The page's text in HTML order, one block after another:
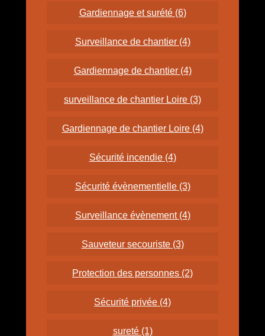
Gardiennage et surété (6)
Surveillance de chantier (4)
Gardiennage de chantier (4)
surveillance de chantier Loire (3)
Gardiennage de chantier Loire (4)
Sécurité incendie (4)
Sécurité évènementielle (3)
Surveillance évènement (4)
Sauveteur secouriste (3)
Protection des personnes (2)
Sécurité privée (4)
sureté (1)